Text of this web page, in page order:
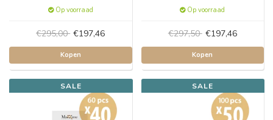
Op voorraad
€295,00 €197,46
Kopen
Op voorraad
€297,50 €197,46
Kopen
SALE SALE